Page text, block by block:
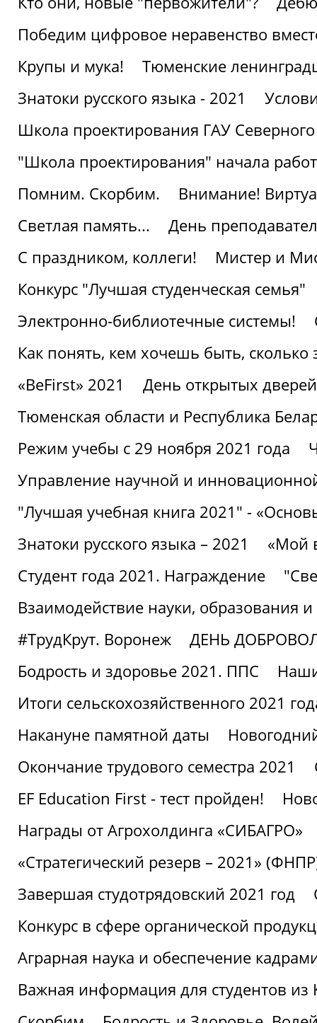
Победим цифровое неравенство
Крупы и мука!
Тюменские
Знатоки русского языка - 2021
Школа проектирования ГАУ
"Школа проектирования" начала
Помним. Скорбим.
Внимание!
Светлая память...
День
С праздником, коллеги!
Мистер и
Конкурс "Лучшая студенческая семья"
Электронно-библиотечные системы!
Как понять, кем хочешь быть, сколько
«BeFirst» 2021
День открытых
Тюменская области и Республика
Режим учебы с 29 ноября 2021 года
Управление научной и
"Лучшая учебная книга 2021" -
Знатоки русского языка – 2021
«Мой
Студент года 2021. Награждение
Взаимодействие науки, образования и
#ТрудКрут. Воронеж
ДЕНЬ
Бодрость и здоровье 2021. ППС
Итоги сельскохозяйственного 2021
Накануне памятной даты
Окончание трудового семестра 2021
EF Education First - тест пройден!
Награды от Агрохолдинга «СИБАГРО»
«Стратегический резерв – 2021»
Завершая студотрядовский 2021 год
Конкурс в сфере органической
Аграрная наука и обеспечение
Важная информация для студентов из